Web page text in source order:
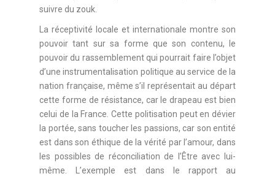
suivre du zouk.
La réceptivité locale et internationale montre son
pouvoir tant sur sa forme que son contenu, le
pouvoir du rassemblement qui pourrait faire l’objet
d’une instrumentalisation politique au service de la
nation française, même s’il représentait au départ
cette forme de résistance, car le drapeau est bien
celui de la France. Cette politisation peut en dévier
la portée, sans toucher les passions, car son entité
est dans son éthique de la vérité par l’amour, dans
les possibles de réconciliation de l’Être avec lui-
même. L’exemple est dans le rapport au